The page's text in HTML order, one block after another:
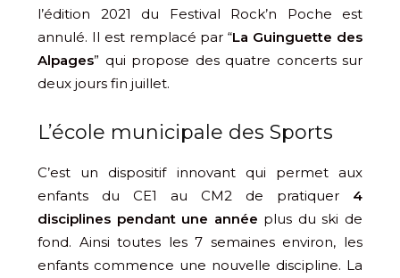
l’édition 2021 du Festival Rock’n Poche est
annulé. Il est remplacé par “La Guinguette des
Alpages” qui propose des quatre concerts sur
deux jours fin juillet.
L’école municipale des Sports
C’est un dispositif innovant qui permet aux
enfants du CE1 au CM2 de pratiquer 4
disciplines pendant une année plus du ski de
fond. Ainsi toutes les 7 semaines environ, les
enfants commence une nouvelle discipline. La